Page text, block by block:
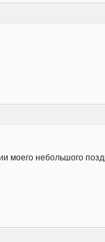
моего небольшого